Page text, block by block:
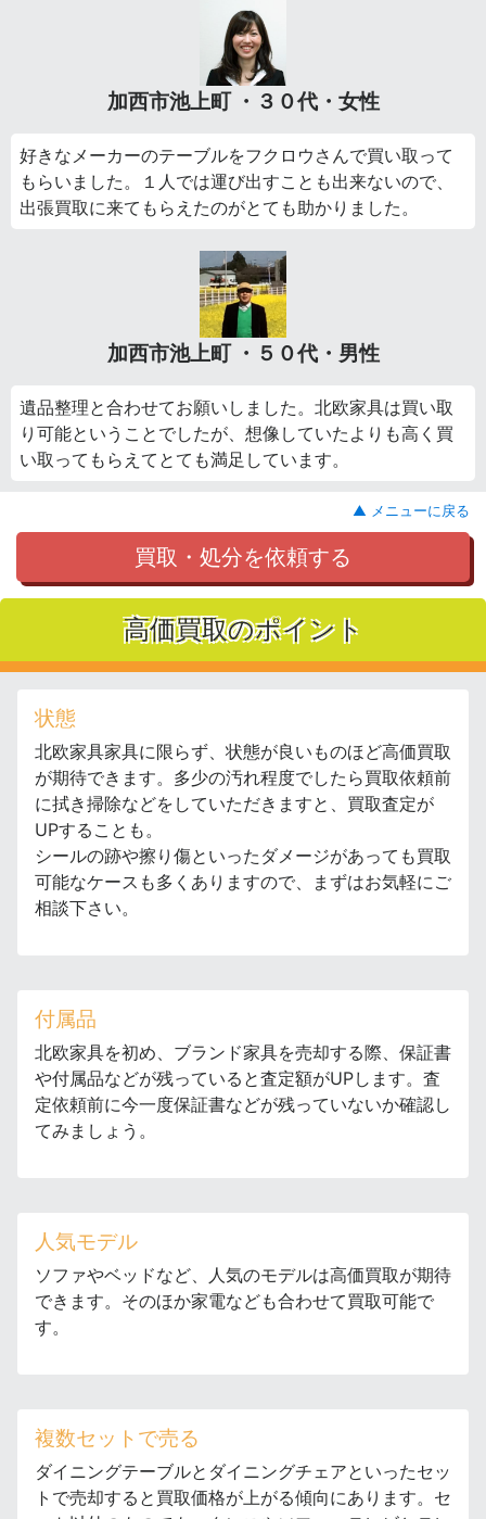
加西市池上町 ・３０代・女性
好きなメーカーのテーブルをフクロウさんで買い取って
もらいました。１人では運び出すことも出来ないので、
出張買取に来てもらえたのがとても助かりました。
加西市池上町 ・５０代・男性
遺品整理と合わせてお願いしました。北欧家具は買い取
り可能ということでしたが、想像していたよりも高く買
い取ってもらえてとても満足しています。
▲ メニューに戻る
買取・処分を依頼する
高価買取のポイント
状態
北欧家具家具に限らず、状態が良いものほど高価買取
が期待できます。多少の汚れ程度でしたら買取依頼前
に拭き掃除などをしていただきますと、買取査定が
UPすることも。
シールの跡や擦り傷といったダメージがあっても買取
可能なケースも多くありますので、まずはお気軽にご
相談下さい。
付属品
北欧家具を初め、ブランド家具を売却する際、保証書
や付属品などが残っていると査定額がUPします。査
定依頼前に今一度保証書などが残っていないか確認し
てみましょう。
人気モデル
ソファやベッドなど、人気のモデルは高価買取が期待
できます。そのほか家電なども合わせて買取可能で
す。
複数セットで売る
ダイニングテーブルとダイニングチェアといったセッ
トで売却すると買取価格が上がる傾向にあります。セ